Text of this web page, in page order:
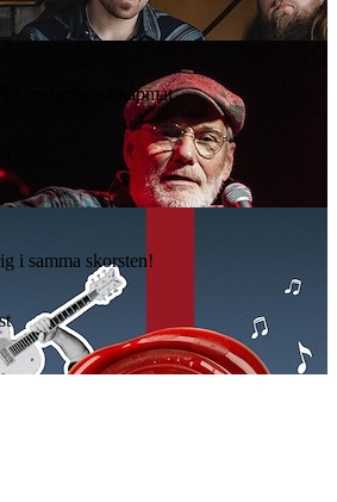
Grodorna – Skåpmat
i samma skorsten!